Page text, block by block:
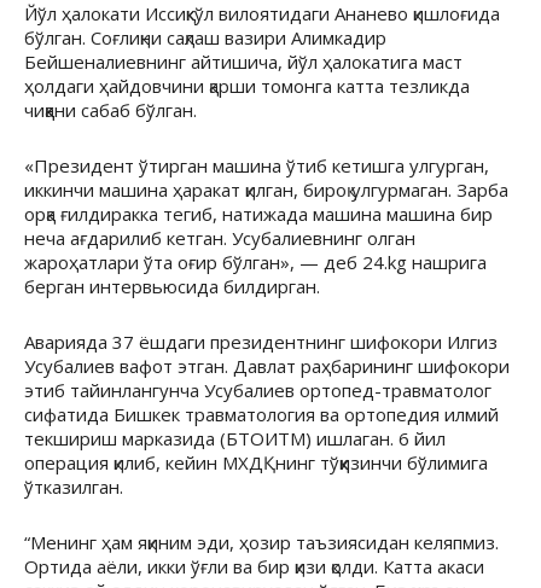
Йўл ҳалокати Иссиқкўл вилоятидаги Ананево қишлоғида
бўлган. Соғлиқни сақлаш вазири Алимкадир
Бейшеналиевнинг айтишича, йўл ҳалокатига маст
ҳолдаги ҳайдовчини қарши томонга катта тезликда
чиққани сабаб бўлган.
«Президент ўтирган машина ўтиб кетишга улгурган,
иккинчи машина ҳаракат қилган, бироқ улгурмаган. Зарба
орқа ғилдиракка тегиб, натижада машина машина бир
неча ағдарилиб кетган. Усубалиевнинг олган
жароҳатлари ўта оғир бўлган», — деб 24.kg нашрига
берган интервьюсида билдирган.
Аварияда 37 ёшдаги президентнинг шифокори Илгиз
Усубалиев вафот этган. Давлат раҳбарининг шифокори
этиб тайинлангунча Усубалиев ортопед-травматолог
сифатида Бишкек травматология ва ортопедия илмий
текшириш марказида (БТОИТМ) ишлаган. 6 йил
операция қилиб, кейин МХДҚнинг тўққизинчи бўлимига
ўтказилган.
“Менинг ҳам яқиним эди, ҳозир таъзиясидан келяпмиз.
Ортида аёли, икки ўғли ва бир қизи қолди. Катта акаси